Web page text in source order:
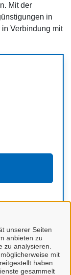
unserer Seiten
anbieten zu
zu analysieren.
mit
haben
gesammelt
Mit der
in
Verbindung mit